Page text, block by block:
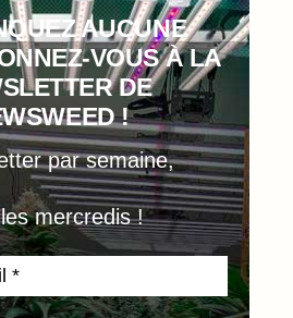
AUCUNE
VOUS À LA
DE
!
par semaine,
mercredis !